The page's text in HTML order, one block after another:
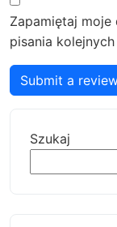
Zapamiętaj
pisania
Submit a
Szukaj